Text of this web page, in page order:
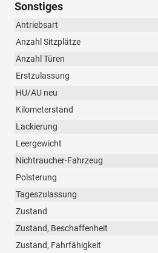
Sonstiges
Antriebsart
Anzahl Sitzplätze
Anzahl Türen
Erstzulassung
HU/AU neu
Kilometerstand
Lackierung
Leergewicht
Nichtraucher-Fahrzeug
Polsterung
Tageszulassung
Zustand
Zustand, Beschaffenheit
Zustand, Fahrfähigkeit